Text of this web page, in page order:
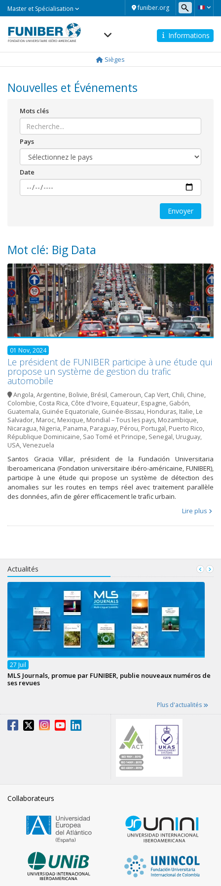
funiber.org
Master et Spécialisation
Informations
Sièges
Nouvelles et Événements
Mots clés
Pays
Date
Mot clé: Big Data
01 Nov, 2024
Le président de FUNIBER participe à une étude qui
propose un système de gestion du trafic
automobile
Angola,Argentine, Bolivie, Brésil, Cameroun, Cap Vert, Chili, Chine,
Colombie, Costa Rica, Côte d'Ivoire, Equateur, Espagne, Gabón,
Guatemala, Guinée Equatoriale, Guinée-Bissau, Honduras, Italie, Le
Salvador, Maroc, Mexique, Mondial – Tous les pays, Mozambique,
Nicaragua, Nigeria, Panama, Paraguay, Pérou, Portugal, Puerto Rico,
République Dominicaine, Sao Tomé et Principe, Senegal, Uruguay,
USA,Venezuela
Santos Gracia Villar, président de la Fundación Universitaria
Iberoamericana (Fondation universitaire ibéro-américaine, FUNIBER),
participe à une étude qui propose un système de détection des
anomalies sur les routes en temps réel avec traitement parallèle
des données, afin de gérer efficacement le trafic urbain.
Lire plus
Actualités
27 Juil
MLS Journals, promue par FUNIBER, publie nouveaux numéros de
ses revues
Plus d'actualités
Collaborateurs